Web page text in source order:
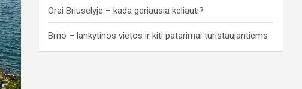
Orai Briuselyje – kada geriausia keliauti?
Brno – lankytinos vietos ir kiti patarimai turistaujantiems